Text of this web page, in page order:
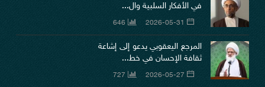
في الأفكار السلبية وال...
2026-05-31
646
المرجع اليعقوبي يدعو إلى إشاعة
ثقافة الإحسان في خط...
2026-05-27
727